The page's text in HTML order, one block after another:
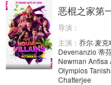
恶棍之家第
导演：
主演： 乔尔·麦
Devenanzio 蒂
Newman Anfisa
Olympios
Chatterjee